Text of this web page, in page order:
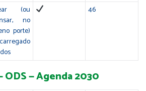
(ou
no
porte)
46
— Agenda 2030